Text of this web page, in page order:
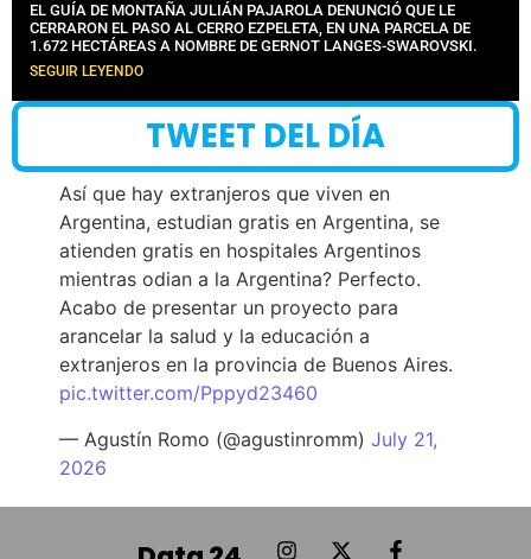
EL GUÍA DE MONTAÑA JULIÁN PAJAROLA DENUNCIÓ QUE LE
CERRARON EL PASO AL CERRO EZPELETA, EN UNA PARCELA DE
1.672 HECTÁREAS A NOMBRE DE GERNOT LANGES-SWAROVSKI.
SEGUIR LEYENDO
TWEET DEL DÍA
Así que hay extranjeros que viven en
Argentina, estudian gratis en Argentina, se
atienden gratis en hospitales Argentinos
mientras odian a la Argentina? Perfecto.
Acabo de presentar un proyecto para
arancelar la salud y la educación a
extranjeros en la provincia de Buenos Aires.
pic.twitter.com/Pppyd23460
— Agustín Romo (@agustinromm) July 21,
2026